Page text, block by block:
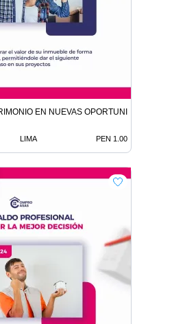
EN NUEVAS OPORTUNIDADES
LIMA PEN 1.00